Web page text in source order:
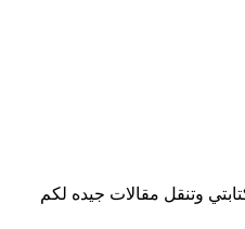
وتنقل مقالات جيده لكم